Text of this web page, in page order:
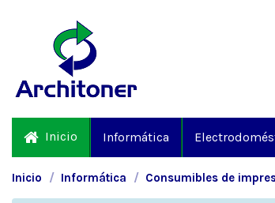
Inicio Informática
Inicio Informática Consumibles de